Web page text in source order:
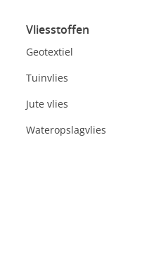
Vliesstoffen
Geotextiel
Tuinvlies
Jute vlies
Wateropslagvlies